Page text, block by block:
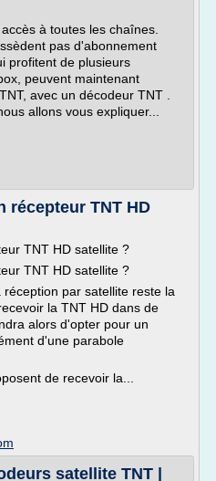
à toutes les chaînes.
pas d'abonnement
profitent de plusieurs
peuvent maintenant
avec un décodeur TNT .
allons vous expliquer...
récepteur TNT HD
TNT HD satellite ?
TNT HD satellite ?
par satellite reste la
la TNT HD dans de
alors d'opter pour un
d'une parabole
de recevoir la...
satellite TNT |